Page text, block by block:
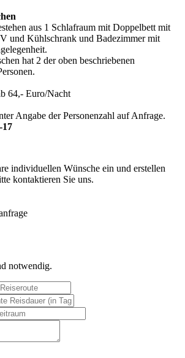
aus 1 Schlafraum mit Doppelbett mit
und Kühlschrank und Badezimmer mit
hat 2 der oben beschriebenen
64,- Euro/Nacht
Angabe der Personenzahl auf Anfrage.
individuellen Wünsche ein und erstellen
kontaktieren Sie uns.
notwendig.